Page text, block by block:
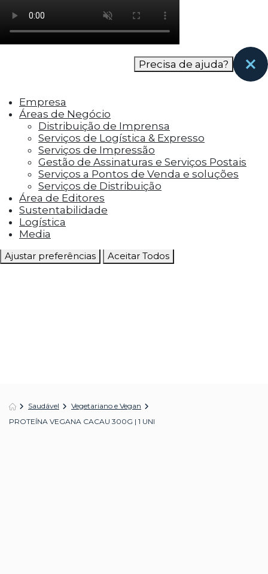
como os visitantes interagem com o site. Esses
cookies ajudam a fornecer informações sobre
as métricas do número de visitantes, taxa de
rejeição, origem do tráfego, etc.
funcionalidades, como compartilhar o
conteúdo do site em plataformas de social
media, coletar feedbacks e outros recursos de
terceiros.
Cookies Marketing
Os cookies de marketing são usados para
entregar aos visitantes anúncios
personalizados com base nas páginas que eles
visitaram antes e analisar a eficácia da
campanha publicitária.
Ajustar preferências Aceitar Todos
Precisa de ajuda?
Empresa
Áreas de Negócio
Distribuição de Imprensa
Serviços de Logística & Expresso
Serviços de Impressão
Gestão de Assinaturas e Serviços Postais
Serviços a Pontos de Venda e soluções
Serviços de Distribuição
Área de Editores
Sustentabilidade
Logística
Media
Saudável
Vegetariano e Vegan
PROTEÍNA VEGANA CACAU 300G | 1 UNI